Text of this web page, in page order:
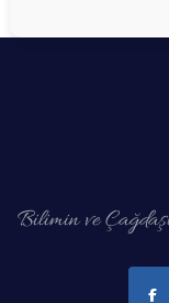
Bilimin ve